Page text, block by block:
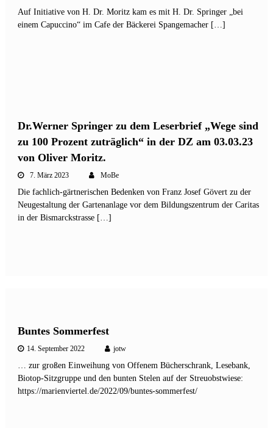
Auf Initiative von H. Dr. Moritz kam es mit H. Dr. Springer „bei
einem Capuccino“ im Cafe der Bäckerei Spangemacher […]
Dr.Werner Springer zu dem Leserbrief „Wege sind
zu 100 Prozent zuträglich“ in der DZ am 03.03.23
von Oliver Moritz.
7. März 2023 MoBe
Die fachlich-gärtnerischen Bedenken von Franz Josef Gövert zu der
Neugestaltung der Gartenanlage vor dem Bildungszentrum der Caritas
in der Bismarckstrasse […]
Buntes Sommerfest
14. September 2022 jotw
… zur großen Einweihung von Offenem Bücherschrank, Lesebank,
Biotop-Sitzgruppe und den bunten Stelen auf der Streuobstwiese:
https://marienviertel.de/2022/09/buntes-sommerfest/